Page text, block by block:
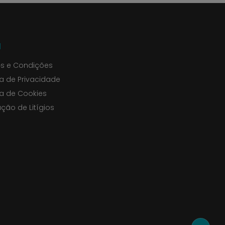
e Condições
de Privacidade
de Cookies
de Litígios